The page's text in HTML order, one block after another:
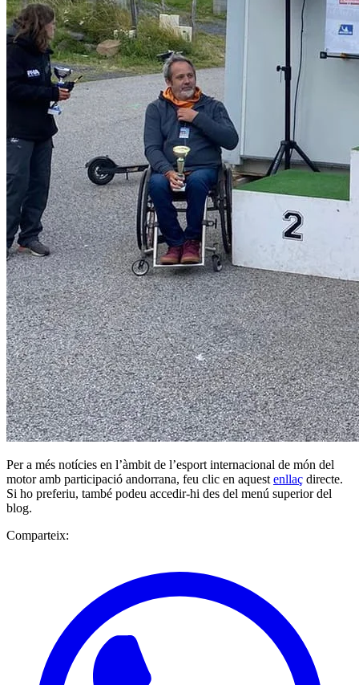
Per a més notícies en l’àmbit de l’esport internacional de món del
motor amb participació andorrana, feu clic en aquest enllaç directe.
Si ho preferiu, també podeu accedir-hi des del menú superior del
blog.
Comparteix: